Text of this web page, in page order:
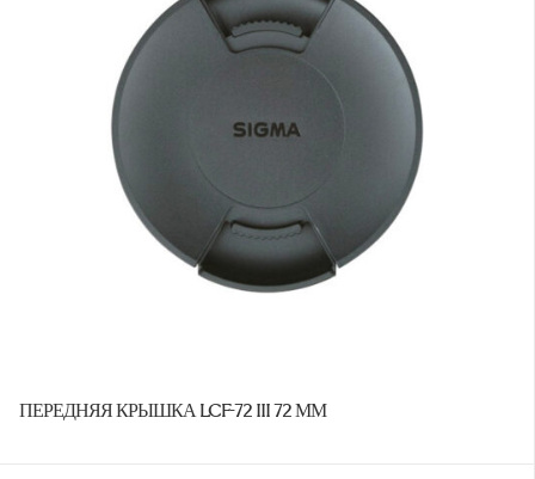
ПЕРЕДНЯЯ КРЫШКА LCF-72 III 72 ММ